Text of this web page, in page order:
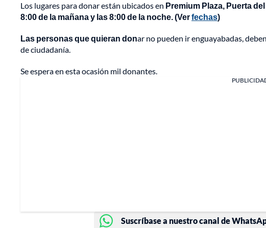
Los lugares para donar están ubicados en Premium Plaza, Puerta
8:00 de la mañana y las 8:00 de la noche. (Verfechas)
Las personas que quieran donar no pueden ir enguayabadas,
de ciudadanía.
Se espera en esta ocasión mil donantes.
Suscríbase a nuestro canal de